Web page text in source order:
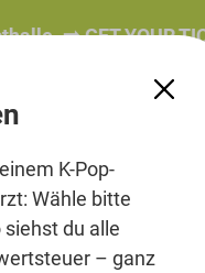
GET YOUR TICKET!
K-Pop-
Wähle bitte
du alle
– ganz